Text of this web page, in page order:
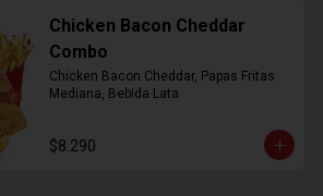
Chicken Bacon Cheddar
Combo
Chicken Bacon Cheddar, Papas Fritas
Mediana, Bebida Lata
$8.290